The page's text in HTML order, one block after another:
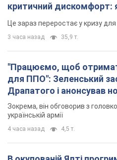
критичний дискомфорт:
Це зараз переростає у кризу
3 часа назад 35,9 т.
"Працюємо, щоб
для ППО": Зеленський
Драпатого і анонсував
Зокрема, він обговорив з
українській армії
4 часа назад 4,5 т.